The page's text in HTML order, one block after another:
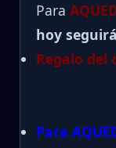
Para
hoy
Regalo del
Para